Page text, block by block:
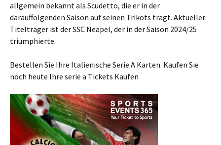
allgemein bekannt als Scudetto, die er in der
darauffolgenden Saison auf seinen Trikots trägt. Aktueller
Titelträger ist der SSC Neapel, der in der Saison 2024/25
triumphierte.
Bestellen Sie Ihre Italienische Serie A Karten. Kaufen Sie
noch heute Ihre serie a Tickets Kaufen